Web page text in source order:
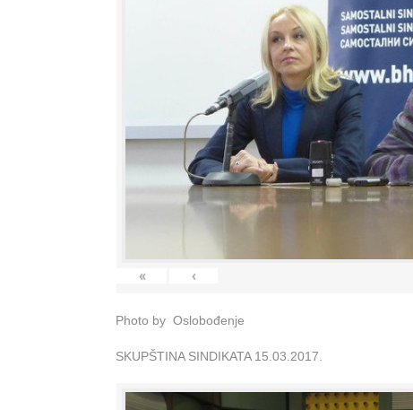
« ‹
Photo by Oslobođenje
SKUPŠTINA SINDIKATA 15.03.2017.